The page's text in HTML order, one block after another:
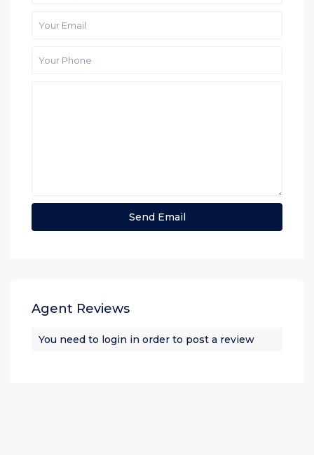
Agent Reviews
You need to login in order to post a review